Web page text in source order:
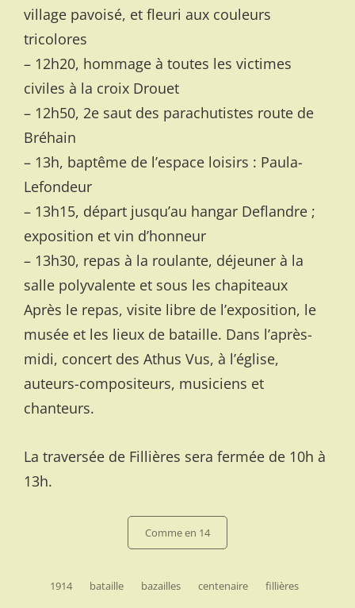
village pavoisé, et fleuri aux couleurs
tricolores
– 12h20, hommage à toutes les victimes
civiles à la croix Drouet
– 12h50, 2e saut des parachutistes route de
Bréhain
– 13h, baptême de l’espace loisirs : Paula-
Lefondeur
– 13h15, départ jusqu’au hangar Deflandre ;
exposition et vin d’honneur
– 13h30, repas à la roulante, déjeuner à la
salle polyvalente et sous les chapiteaux
Après le repas, visite libre de l’exposition, le
musée et les lieux de bataille. Dans l’après-
midi, concert des Athus Vus, à l’église,
auteurs-compositeurs, musiciens et
chanteurs.
La traversée de Fillières sera fermée de 10h à
13h.
Comme en 14
Tags,
1914 bataille bazailles centenaire
fillières